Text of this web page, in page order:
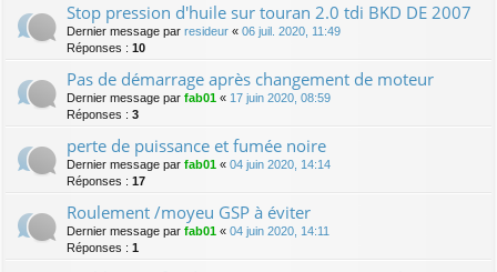
Stop pression d'huile sur touran 2.0 tdi BKD DE 2007
Dernier message par resideur « 06 juil. 2020, 11:49
Réponses : 10
Pas de démarrage après changement de moteur
Dernier message par fab01 « 17 juin 2020, 08:59
Réponses : 3
perte de puissance et fumée noire
Dernier message par fab01 « 04 juin 2020, 14:14
Réponses : 17
Roulement /moyeu GSP à éviter
Dernier message par fab01 « 04 juin 2020, 14:11
Réponses : 1